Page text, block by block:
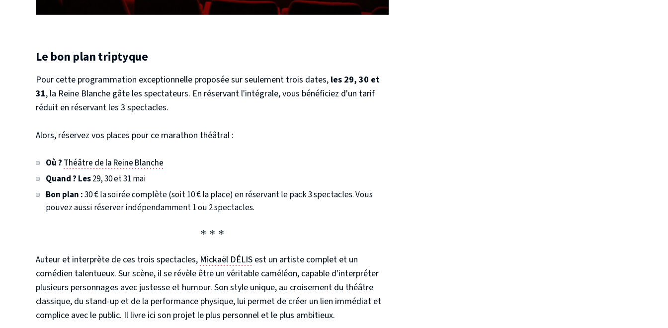
Le bon plan triptyque
Pour cette programmation exceptionnelle proposée sur seulement trois dates, les 29, 30 et
31, la Reine Blanche gâte les spectateurs. En réservant l'intégrale, vous bénéficiez d'un tarif
réduit en réservant les 3 spectacles.
Alors, réservez vos places pour ce marathon théâtral :
Où ? Théâtre de la Reine Blanche
Quand ? Les29, 30 et 31 mai
Bon plan :30 € la soirée complète (soit 10 € la place) en réservant le pack 3 spectacles. Vous
pouvez aussi réserver indépendamment 1 ou 2 spectacles.
Auteur et interprète de ces trois spectacles, Mickaël DÉLIS est un artiste complet et un
comédien talentueux. Sur scène, il se révèle être un véritable caméléon, capable d’interpréter
plusieurs personnages avec justesse et humour. Son style unique, au croisement du théâtre
classique, du stand-up et de la performance physique, lui permet de créer un lien immédiat et
complice avec le public. Il livre ici son projet le plus personnel et le plus ambitieux.